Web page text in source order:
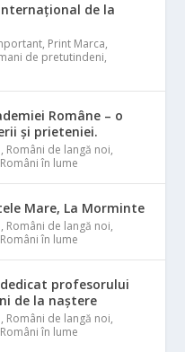
de la
, Print Marca,
de pretutindeni,
Române – o
și prieteniei.
, Români de langă noi,
Români în lume
Mare, La Morminte
, Români de langă noi,
Români în lume
profesorului
de la naștere
, Români de langă noi,
Români în lume